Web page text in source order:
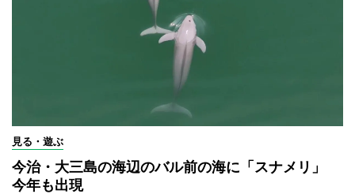
見る・遊ぶ
今治・大三島の海辺のバル前の海に「スナメリ」
今年も出現